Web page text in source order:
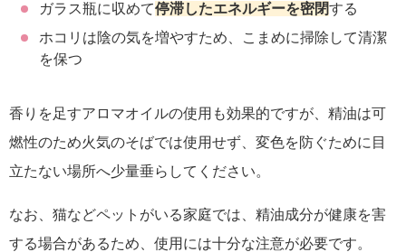
ガラス瓶に収めて停滞したエネルギーを密閉する
ホコリは陰の気を増やすため、こまめに掃除して清潔
を保つ
香りを足すアロマオイルの使用も効果的ですが、精油は可
燃性のため火気のそばでは使用せず、変色を防ぐために目
立たない場所へ少量垂らしてください。
なお、猫などペットがいる家庭では、精油成分が健康を害
する場合があるため、使用には十分な注意が必要です。